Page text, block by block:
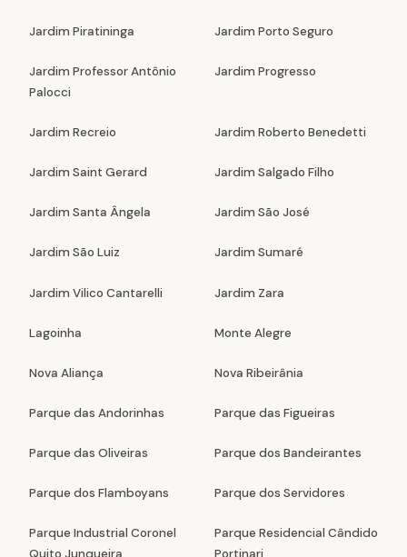
Jardim Piratininga Jardim Porto Seguro
Jardim Professor Antônio
Palocci
Jardim Progresso
Jardim Recreio Jardim Roberto Benedetti
Jardim Saint Gerard Jardim Salgado Filho
Jardim Santa Ângela Jardim São José
Jardim São Luiz Jardim Sumaré
Jardim Vilico Cantarelli Jardim Zara
Lagoinha Monte Alegre
Nova Aliança Nova Ribeirânia
Parque das Andorinhas Parque das Figueiras
Parque das Oliveiras Parque dos Bandeirantes
Parque dos Flamboyans Parque dos Servidores
Parque Industrial Coronel
Parque Residencial Cândido